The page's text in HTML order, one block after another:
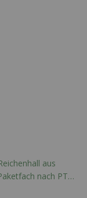
aus
nach PTT